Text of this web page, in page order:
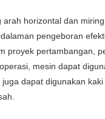
horizontal dan
pengeboran
proyek pertambangan,
mesin dapat
dapat digunakan